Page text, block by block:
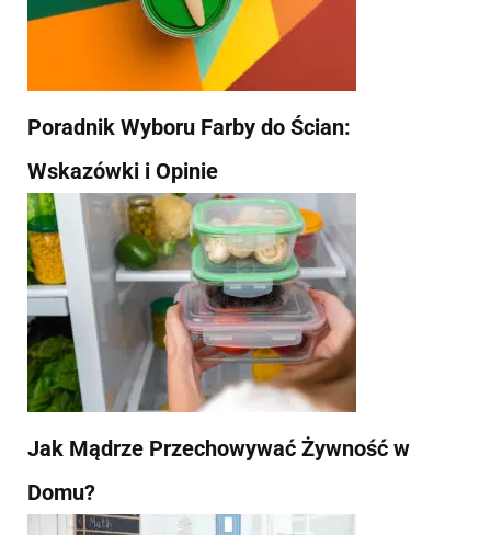
Poradnik Wyboru Farby do Ścian:
Wskazówki i Opinie
Jak Mądrze Przechowywać Żywność w
Domu?